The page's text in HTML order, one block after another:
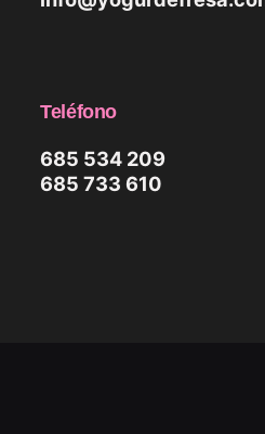
Teléfono
685 534 209
685 733 610